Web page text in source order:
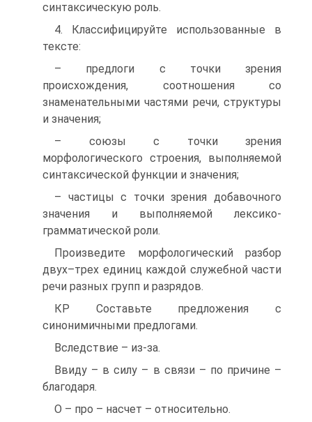
синтаксическую роль.
4. Классифицируйте использованные в
тексте:
– предлоги с точки зрения
происхождения, соотношения со
знаменательными частями речи, структуры
и значения;
– союзы с точки зрения
морфологического строения, выполняемой
синтаксической функции и значения;
– частицы с точки зрения добавочного
значения и выполняемой лексико-
грамматической роли.
Произведите морфологический разбор
двух–трех единиц каждой служебной части
речи разных групп и разрядов.
КР Составьте предложения с
синонимичными предлогами.
Вследствие – из-за.
Ввиду – в силу – в связи – по причине –
благодаря.
О – про – насчет – относительно.